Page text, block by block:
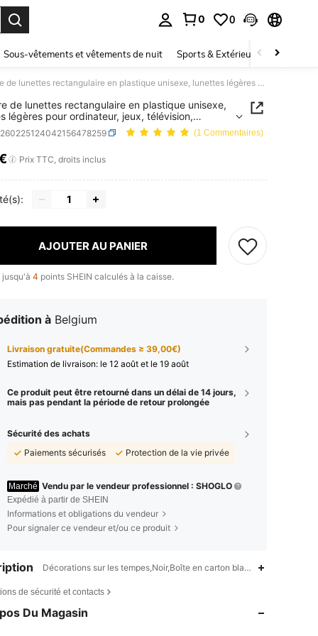
0 0
Sous-vêtements et vêtements de nuit Sports & Extérieur Enfants
Monture de lunettes rectangulaire en plastique unisexe, lunettes légères pour ordinateur, jeux, télévision, téléphone portable, lunettes de mode optique
de lunettes rectangulaire en plastique unisexe,
légères pour ordinateur, jeux, télévision,
portable, lunettes de mode optique
(1 Commentaires)
AND AVAILABILITY
Prix TTC, droits inclus
AJOUTER AU PANIER
jusqu'à 4 points SHEIN calculés à la caisse.
à Belgium
Livraison gratuite(Commandes ≥ 39,00€)
Estimation de livraison: le 12 août et le 19 août
Ce produit peut être retourné dans un délai de 14 jours,
mais pas pendant la période de retour prolongée
Sécurité des achats
Paiements sécurisés
Protection de la vie privée
Marché Vendu par le vendeur professionnel : SHOGLO
Expédié à partir de SHEIN
Informations et obligations du vendeur
Pour signaler ce vendeur et/ou ce produit
Décorations sur les tempes,Noir,Boîte en carton blanche
de sécurité et contacts
Du Magasin